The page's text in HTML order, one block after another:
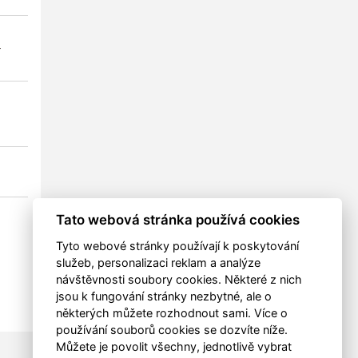
Tato webová stránka používá cookies
Tyto webové stránky používají k poskytování
služeb, personalizaci reklam a analýze
návštěvnosti soubory cookies. Některé z nich
jsou k fungování stránky nezbytné, ale o
některých můžete rozhodnout sami. Více o
používání souborů cookies se dozvíte níže.
Můžete je povolit všechny, jednotlivě vybrat